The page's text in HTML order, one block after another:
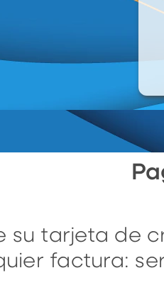
su tarjeta de
factura: